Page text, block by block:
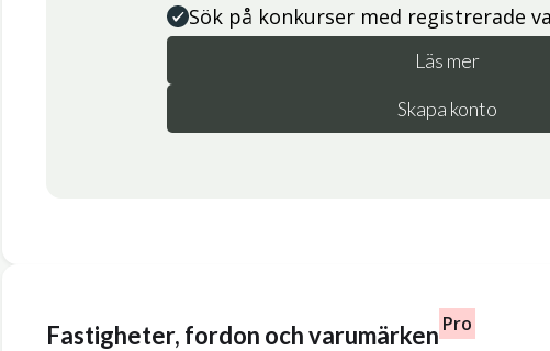
Sök på konkurser med registrerade
Läs mer
Skapa konto
Fastigheter, fordon och varumärken Pro